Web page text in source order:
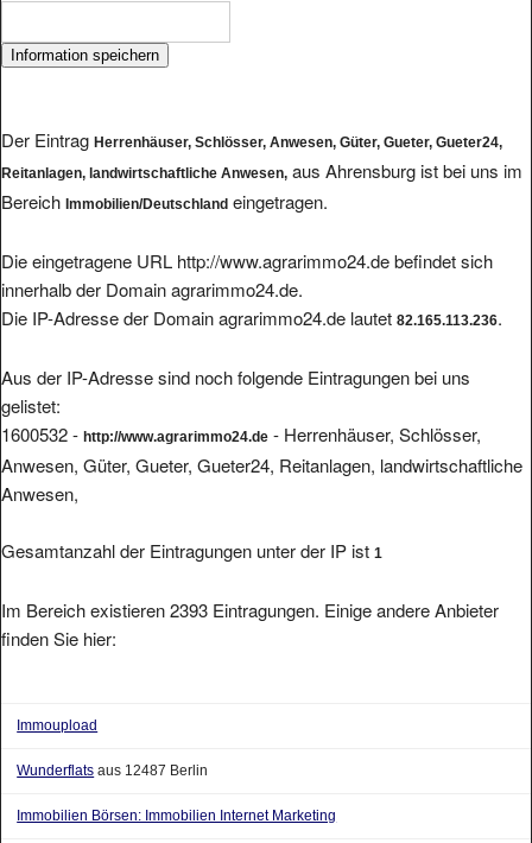
Der Eintrag Herrenhäuser, Schlösser, Anwesen, Güter, Gueter, Gueter24,
Reitanlagen, landwirtschaftliche Anwesen, aus Ahrensburg ist bei uns im
Bereich Immobilien/Deutschland eingetragen.
Die eingetragene URL http://www.agrarimmo24.de befindet sich
innerhalb der Domain agrarimmo24.de.
Die IP-Adresse der Domain agrarimmo24.de lautet 82.165.113.236.
Aus der IP-Adresse sind noch folgende Eintragungen bei uns
gelistet:
1600532 - http://www.agrarimmo24.de - Herrenhäuser, Schlösser,
Anwesen, Güter, Gueter, Gueter24, Reitanlagen, landwirtschaftliche
Anwesen,
Gesamtanzahl der Eintragungen unter der IP ist 1
Im Bereich existieren 2393 Eintragungen. Einige andere Anbieter
finden Sie hier:
Immoupload
Wunderflats aus 12487 Berlin
Immobilien Börsen: Immobilien Internet Marketing